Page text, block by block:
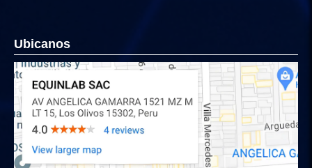
Ubicanos